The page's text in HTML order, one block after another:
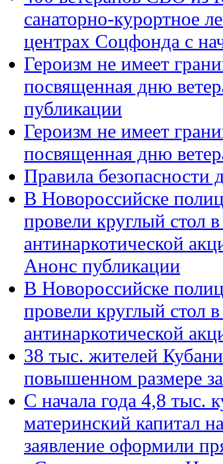
санаторно-курортное
центрах Соцфонда с
Героизм не имеет
посвященная дню
публикации
Героизм не имеет
посвященная дню
Правила безопасности
В Новороссийске
провели круглый стол
антинаркотической
Анонс публикации
В Новороссийске
провели круглый стол
антинаркотической
38 тыс. жителей
повышенном размере
С начала года 4,8 тыс.
материнский капитал
заявление оформили